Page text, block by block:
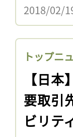
2018/02/
トップニ
【日
要取引
ビリテ